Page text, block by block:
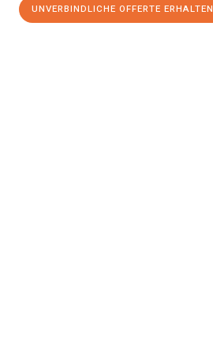
UNVERBINDLICHE OFFERTE ERHALTEN